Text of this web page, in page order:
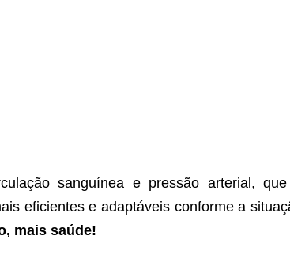
sanguínea e pressão arterial,
eficientes e adaptáveis conforme a
mais saúde!